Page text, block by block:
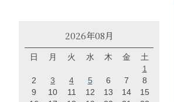
2026年08月
日 月 火 水 木 金
土
1
2
3 4 5 6 7
8
9
10 11 12 13 14
15